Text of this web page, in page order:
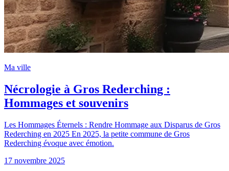
Ma ville
Nécrologie à Gros Rederching :
Hommages et souvenirs
Les Hommages Éternels : Rendre Hommage aux Disparus de Gros
Rederching en 2025 En 2025, la petite commune de Gros
Rederching évoque avec émotion.
17 novembre 2025